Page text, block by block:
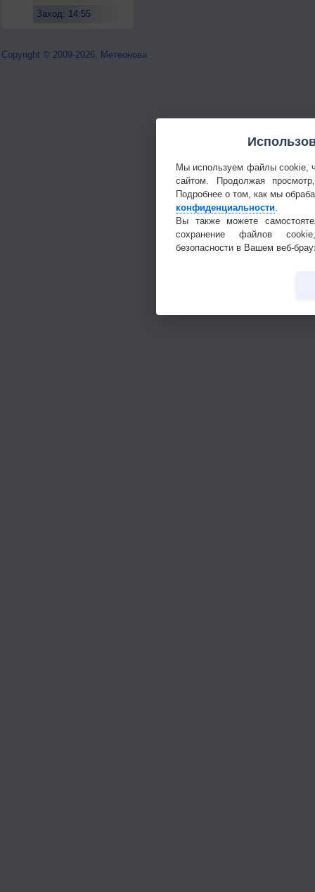
Заход: 14:55
Copyright © 2009-2026, Метеонова
Мы используем файлы cookie,
сайтом. Продолжая
Подробнее о том, как мы
конфиденциальности.
Вы также можете
сохранение файлов
безопасности в Вашем веб-